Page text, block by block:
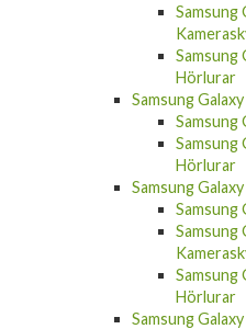
Samsung
Samsung
Hörlurar
Samsung
Samsung
Samsung
Hörlurar
Samsung
Samsung
Samsung
Samsung
Hörlurar
Samsung Galaxy